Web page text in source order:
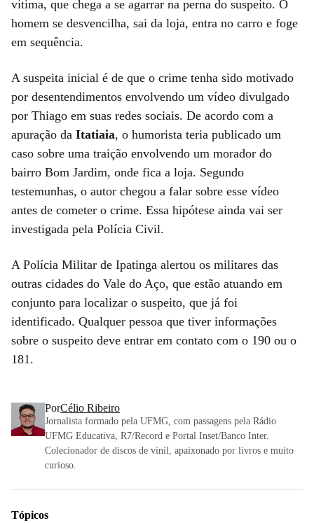
vítima, que chega a se agarrar na perna do suspeito. O
homem se desvencilha, sai da loja, entra no carro e foge
em sequência.
A suspeita inicial é de que o crime tenha sido motivado
por desentendimentos envolvendo um vídeo divulgado
por Thiago em suas redes sociais. De acordo com a
apuração da Itatiaia, o humorista teria publicado um
caso sobre uma traição envolvendo um morador do
bairro Bom Jardim, onde fica a loja. Segundo
testemunhas, o autor chegou a falar sobre esse vídeo
antes de cometer o crime. Essa hipótese ainda vai ser
investigada pela Polícia Civil.
A Polícia Militar de Ipatinga alertou os militares das
outras cidades do Vale do Aço, que estão atuando em
conjunto para localizar o suspeito, que já foi
identificado. Qualquer pessoa que tiver informações
sobre o suspeito deve entrar em contato com o 190 ou o
181.
PorCélio Ribeiro
Jornalista formado pela UFMG, com passagens pela Rádio
UFMG Educativa, R7/Record e Portal Inset/Banco Inter.
Colecionador de discos de vinil, apaixonado por livros e muito
curioso.
Tópicos